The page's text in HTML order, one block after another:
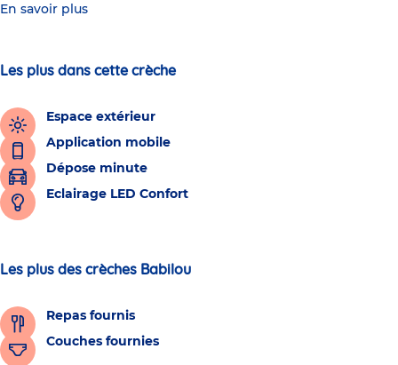
En savoir plus
Les plus dans cette crèche
Espace extérieur
Application mobile
Dépose minute
Eclairage LED Confort
Les plus des crèches Babilou
Repas fournis
Couches fournies